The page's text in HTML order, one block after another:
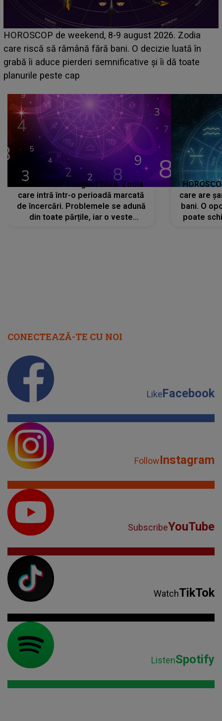
Emanuel a ținut ACEST DETALIU ASCUNS până
acum! În fața Alexandrei, concurentul din Casa Iubirii
face o MĂRTURISIRE NEAȘTEPTATĂ despre mama
sa: "I-am spus și ei în față, eu nu te iubesc pentru
HOROSCOP 7 august 2026. Zodia
care intră într-o perioadă marcată
de încercări. Problemele se adună
din toate părțile, iar o veste
care are
bani. O
poate
CONECTEAZĂ-TE CU NOI
LikeFacebook
FollowInstagram
SubscribeYouTube
WatchTikTok
ListenSpotify